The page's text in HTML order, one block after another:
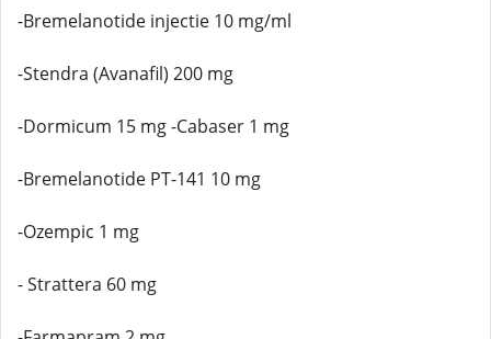
-Bremelanotide injectie 10 mg/ml
-Stendra (Avanafil) 200 mg
-Dormicum 15 mg -Cabaser 1 mg
-Bremelanotide PT-141 10 mg
-Ozempic 1 mg
- Strattera 60 mg